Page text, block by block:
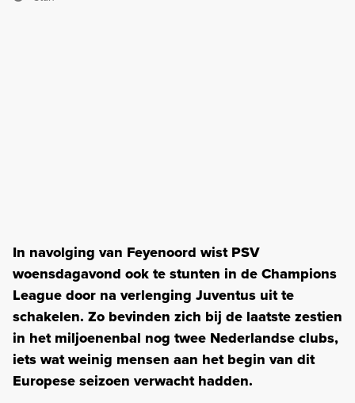
In navolging van Feyenoord wist PSV
woensdagavond ook te stunten in de Champions
League door na verlenging Juventus uit te
schakelen. Zo bevinden zich bij de laatste zestien
in het miljoenenbal nog twee Nederlandse clubs,
iets wat weinig mensen aan het begin van dit
Europese seizoen verwacht hadden.